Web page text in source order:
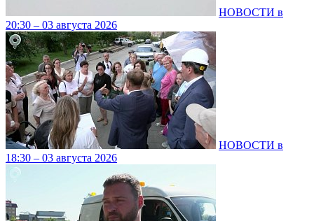
НОВОСТИ в
20:30 – 03 августа 2026
НОВОСТИ в
18:30 – 03 августа 2026